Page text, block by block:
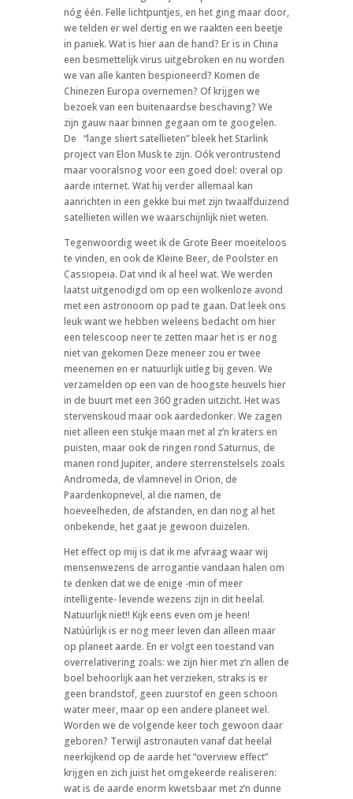
nóg één. Felle lichtpuntjes, en het ging maar door,
we telden er wel dertig en we raakten een beetje
in paniek. Wat is hier aan de hand? Er is in China
een besmettelijk virus uitgebroken en nu worden
we van alle kanten bespioneerd? Komen de
Chinezen Europa overnemen? Of krijgen we
bezoek van een buitenaardse beschaving? We
zijn gauw naar binnen gegaan om te googelen.
De “lange sliert satellieten” bleek het Starlink
project van Elon Musk te zijn. Oók verontrustend
maar vooralsnog voor een goed doel: overal op
aarde internet. Wat hij verder allemaal kan
aanrichten in een gekke bui met zijn twaalfduizend
satellieten willen we waarschijnlijk niet weten.
Tegenwoordig weet ik de Grote Beer moeiteloos
te vinden, en ook de Kleine Beer, de Poolster en
Cassiopeia. Dat vind ik al heel wat. We werden
laatst uitgenodigd om op een wolkenloze avond
met een astronoom op pad te gaan. Dat leek ons
leuk want we hebben weleens bedacht om hier
een telescoop neer te zetten maar het is er nog
niet van gekomen Deze meneer zou er twee
meenemen en er natuurlijk uitleg bij geven. We
verzamelden op een van de hoogste heuvels hier
in de buurt met een 360 graden uitzicht. Het was
stervenskoud maar ook aardedonker. We zagen
niet alleen een stukje maan met al z’n kraters en
puisten, maar ook de ringen rond Saturnus, de
manen rond Jupiter, andere sterrenstelsels zoals
Andromeda, de vlamnevel in Orion, de
Paardenkopnevel, al die namen, de
hoeveelheden, de afstanden, en dan nog al het
onbekende, het gaat je gewoon duizelen.
Het effect op mij is dat ik me afvraag waar wij
mensenwezens de arrogantie vandaan halen om
te denken dat we de enige -min of meer
intelligente- levende wezens zijn in dit heelal.
Natuurlijk niet!! Kijk eens even om je heen!
Natúúrlijk is er nog meer leven dan alleen maar
op planeet aarde. En er volgt een toestand van
overrelativering zoals: we zijn hier met z’n allen de
boel behoorlijk aan het verzieken, straks is er
geen brandstof, geen zuurstof en geen schoon
water meer, maar op een andere planeet wel.
Worden we de volgende keer toch gewoon daar
geboren? Terwijl astronauten vanaf dat heelal
neerkijkend op de aarde het “overview effect”
krijgen en zich juist het omgekeerde realiseren:
wat is de aarde enorm kwetsbaar met z’n dunne